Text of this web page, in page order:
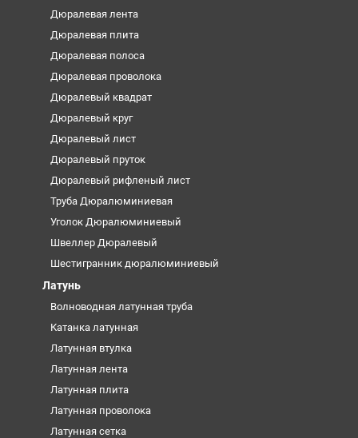
Дюралевая лента
Дюралевая плита
Дюралевая полоса
Дюралевая проволока
Дюралевый квадрат
Дюралевый круг
Дюралевый лист
Дюралевый пруток
Дюралевый рифленый лист
Труба Дюралюминиевая
Уголок Дюралюминиевый
Швеллер Дюралевый
Шестигранник дюралюминиевый
Латунь
Волноводная латунная труба
Катанка латунная
Латунная втулка
Латунная лента
Латунная плита
Латунная проволока
Латунная сетка